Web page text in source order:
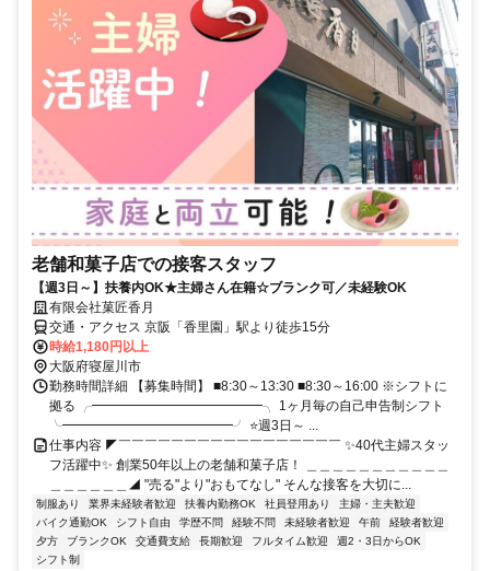
老舗和菓子店での接客スタッフ
【週3日～】扶養内OK★主婦さん在籍☆ブランク可／未経験OK
有限会社菓匠香月
交通・アクセス 京阪「香里園」駅より徒歩15分
時給1,180円以上
大阪府寝屋川市
勤務時間詳細 【募集時間】 ■8:30～13:30 ■8:30～16:00 ※シフトに
拠る ╭━━━━━━━━━━━━━╮ 1ヶ月毎の自己申告制シフト
╰━━━━━━━━━━━━━╯ ⭐週3日～ ...
仕事内容 ◤￣￣￣￣￣￣￣￣￣￣￣￣￣￣￣￣￣ ✨40代主婦スタッ
フ活躍中✨ 創業50年以上の老舗和菓子店！ ＿＿＿＿＿＿＿＿＿＿＿
＿＿＿＿＿＿◢ "売る"より"おもてなし" そんな接客を大切に...
制服あり 業界未経験者歓迎 扶養内勤務OK 社員登用あり
主婦・主夫歓迎
バイク通勤OK
シフト自由 学歴不問 経験不問 未経験者歓迎 午前
経験者歓迎
夕方
ブランクOK 交通費支給 長期歓迎 フルタイム歓迎
週2・3日からOK
シフト制